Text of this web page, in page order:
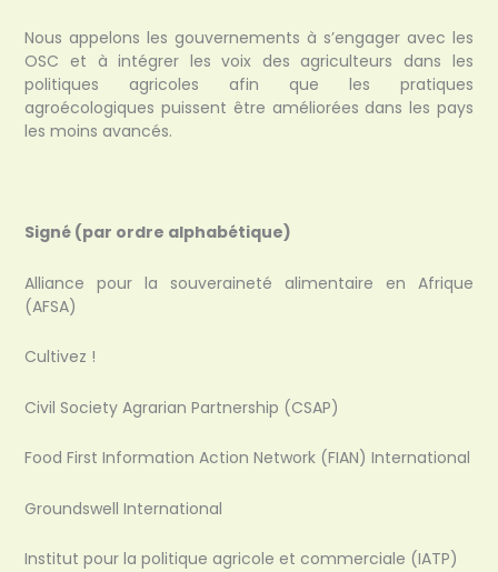
Nous appelons les gouvernements à s’engager avec les
OSC et à intégrer les voix des agriculteurs dans les
politiques agricoles afin que les pratiques
agroécologiques puissent être améliorées dans les pays
les moins avancés.
Signé (par ordre alphabétique)
Alliance pour la souveraineté alimentaire en Afrique
(AFSA)
Cultivez !
Civil Society Agrarian Partnership (CSAP)
Food First Information Action Network (FIAN) International
Groundswell International
Institut pour la politique agricole et commerciale (IATP)